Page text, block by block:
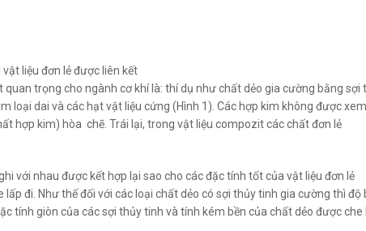
liệu đơn lẻ được liên kết
trọng cho ngành cơ khí là: thí dụ như chất dẻo gia cường bằng sợi
loại dai và các hạt vật liệu cứng (Hình 1). Các hợp kim không được
hợp kim) hòa chẽ. Trái lại, trong vật liệu compozit các chất đơn lẻ
với nhau được kết hợp lại sao cho các đặc tính tốt của vật liệu đơn lẻ
đi. Như thế đối với các loại chất dẻo có sợi thủy tinh gia cường thì độ
tính giòn của các sợi thủy tinh và tính kém bền của chất dẻo được che